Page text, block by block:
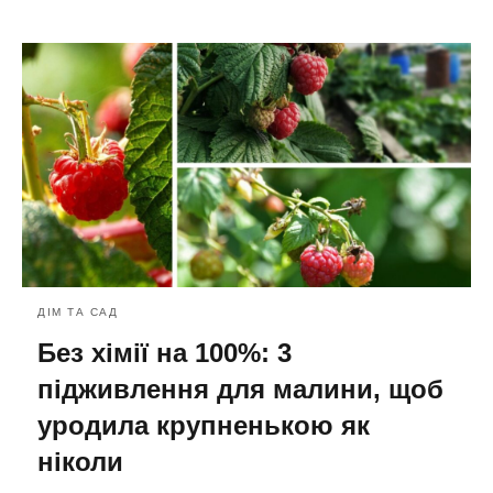
ДІМ ТА САД
Без хімії на 100%: 3
підживлення для малини, щоб
уродила крупненькою як
ніколи